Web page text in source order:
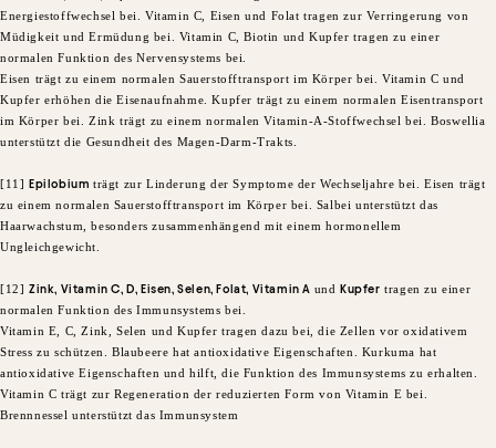
Energiestoffwechsel bei. Vitamin C, Eisen und Folat tragen zur Verringerung von
Müdigkeit und Ermüdung bei. Vitamin C, Biotin und Kupfer tragen zu einer
normalen Funktion des Nervensystems bei.
Eisen trägt zu einem normalen Sauerstofftransport im Körper bei. Vitamin C und
Kupfer erhöhen die Eisenaufnahme. Kupfer trägt zu einem normalen Eisentransport
im Körper bei. Zink trägt zu einem normalen Vitamin-A-Stoffwechsel bei. Boswellia
unterstützt die Gesundheit des Magen-Darm-Trakts.
[11] Epilobium trägt zur Linderung der Symptome der Wechseljahre bei. Eisen trägt
zu einem normalen Sauerstofftransport im Körper bei. Salbei unterstützt das
Haarwachstum, besonders zusammenhängend mit einem hormonellem
Ungleichgewicht.
[12] Zink, Vitamin C, D, Eisen, Selen, Folat, Vitamin A undKupfer tragen zu einer
normalen Funktion des Immunsystems bei.
Vitamin E, C, Zink, Selen und Kupfer tragen dazu bei, die Zellen vor oxidativem
Stress zu schützen. Blaubeere hat antioxidative Eigenschaften. Kurkuma hat
antioxidative Eigenschaften und hilft, die Funktion des Immunsystems zu erhalten.
Vitamin C trägt zur Regeneration der reduzierten Form von Vitamin E bei.
Brennnessel unterstützt das Immunsystem